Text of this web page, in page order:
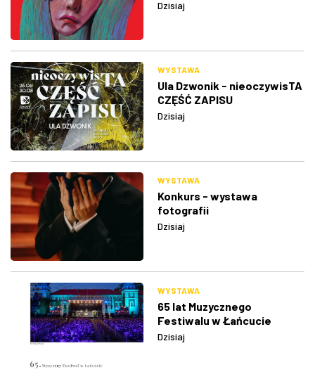
Dzisiaj
WYSTAWA
Ula Dzwonik - nieoczywisTA
CZĘŚĆ ZAPISU
Dzisiaj
WYSTAWA
Konkurs - wystawa
fotografii
Dzisiaj
WYSTAWA
65 lat Muzycznego
Festiwalu w Łańcucie
Dzisiaj